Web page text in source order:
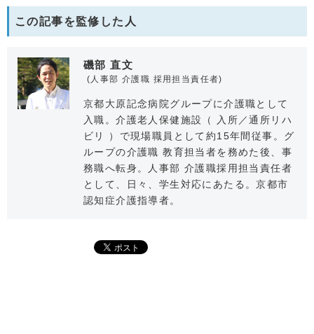
この記事を監修した人
磯部 直文
(人事部 介護職 採用担当責任者)
京都大原記念病院グループに介護職として
入職。介護老人保健施設（ 入所／通所リハ
ビリ ）で現場職員として約15年間従事。グ
ループの介護職 教育担当者を務めた後、事
務職へ転身。人事部 介護職採用担当責任者
として、日々、学生対応にあたる。京都市
認知症介護指導者。